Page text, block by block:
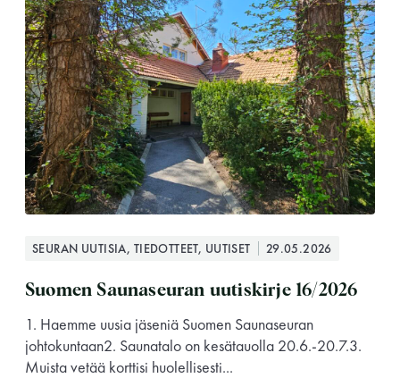
SEURAN UUTISIA, TIEDOTTEET, UUTISET 29.05.2026
Suomen Saunaseuran uutiskirje 16/2026
1. Haemme uusia jäseniä Suomen Saunaseuran
johtokuntaan2. Saunatalo on kesätauolla 20.6.-20.7.3.
Muista vetää korttisi huolellisesti...